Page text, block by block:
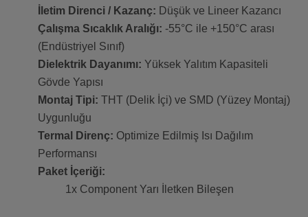
İletim Direnci / Kazanç: Düşük ve Lineer Kazancı
Çalışma Sıcaklık Aralığı: -55°C ile +150°C arası
(Endüstriyel Sınıf)
Dielektrik Dayanımı: Yüksek Yalıtım Kapasiteli
Gövde Yapısı
Montaj Tipi: THT (Delik İçi) ve SMD (Yüzey Montaj)
Uygunluğu
Termal Direnç: Optimize Edilmiş Isı Dağılım
Performansı
Paket İçeriği:
1x Component Yarı İletken Bileşen